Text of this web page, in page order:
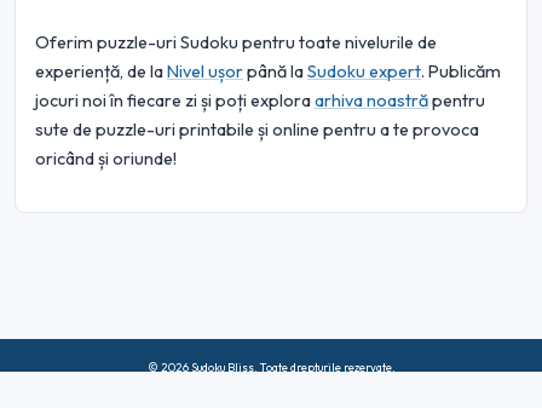
Oferim puzzle-uri Sudoku pentru toate nivelurile de
experiență, de laNivel ușorpână laSudoku expert. Publicăm
jocuri noi în fiecare zi și poți exploraarhiva noastrăpentru
sute de puzzle-uri printabile și online pentru a te provoca
oricând și oriunde!
© 2026 Sudoku Bliss. Toate drepturile rezervate.